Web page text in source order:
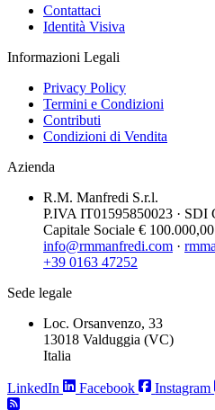
Contattaci
Identità Visiva
Informazioni Legali
Privacy Policy
Termini e Condizioni
Contributi
Condizioni di Vendita
Azienda
R.M. Manfredi S.r.l.
P.IVA IT01595850023 · SDI
Capitale Sociale €
info@rmmanfredi.com ·
+39 0163 47252
Sede legale
Loc. Orsanvenzo, 33
13018 Valduggia (VC)
Italia
LinkedIn Facebook Instagram